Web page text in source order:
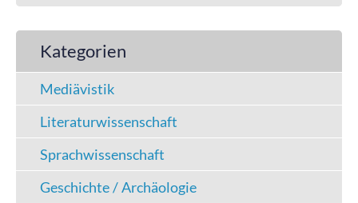
Kategorien
Mediävistik
Literaturwissenschaft
Sprachwissenschaft
Geschichte / Archäologie